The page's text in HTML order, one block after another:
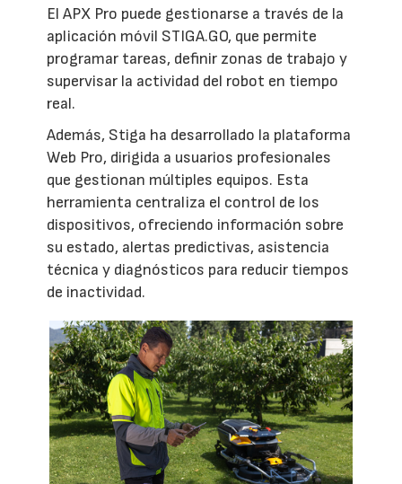
El APX Pro puede gestionarse a través de la
aplicación móvil STIGA.GO, que permite
programar tareas, definir zonas de trabajo y
supervisar la actividad del robot en tiempo
real.
Además, Stiga ha desarrollado la plataforma
Web Pro, dirigida a usuarios profesionales
que gestionan múltiples equipos. Esta
herramienta centraliza el control de los
dispositivos, ofreciendo información sobre
su estado, alertas predictivas, asistencia
técnica y diagnósticos para reducir tiempos
de inactividad.